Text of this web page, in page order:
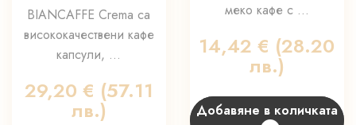
BIANCAFFE Crema са
висококачествени кафе
капсули, ...
29,20 € (57.11
лв.)
меко кафе с ...
14,42€ (28.20
лв.)
Добавяне в количката